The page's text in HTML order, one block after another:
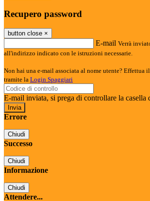
Recupero password
button close ×
E-mail Verrà
all'indirizzo indicato con le istruzioni necessarie.
Non hai una e-mail associata al nome utente? Effettua
tramite la Login Spaggiari
E-mail inviata, si prega di controllare la casella
Errore
Chiudi
Successo
Chiudi
Informazione
Chiudi
Attendere...